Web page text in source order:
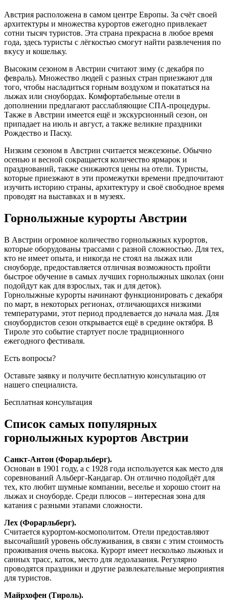
Австрия расположена в самом центре Европы. За счёт своей
архитектуры и множества курортов ежегодно привлекает
сотни тысяч туристов. Эта страна прекрасна в любое время
года, здесь туристы с лёгкостью смогут найти развлечения по
вкусу и кошельку.
Высоким сезоном в Австрии считают зиму (с декабря по
февраль). Множество людей с разных стран приезжают для
того, чтобы насладиться горным воздухом и покататься на
лыжах или сноубордах. Комфортабельные отели в
дополнении предлагают расслабляющие СПА-процедуры.
Также в Австрии имеется ещё и экскурсионный сезон, он
припадает на июль и август, а также великие праздники
Рождество и Пасху.
Низким сезоном в Австрии считается межсезонье. Обычно
осенью и весной сокращается количество ярмарок и
празднований, также снижаются цены на отели. Туристы,
которые приезжают в эти промежутки времени предпочитают
изучить историю страны, архитектуру и своё свободное время
проводят на выставках и в музеях.
Горнолыжные курорты Австрии
В Австрии огромное количество горнолыжных курортов,
которые оборудованы трассами с разной сложностью. Для тех,
кто не имеет опыта, и никогда не стоял на лыжах или
сноуборде, предоставляется отличная возможность пройти
быстрое обучение в самых лучших горнолыжных школах (они
подойдут как для взрослых, так и для деток).
Горнолыжные курорты начинают функционировать с декабря
по март, в некоторых регионах, отличающихся низкими
температурами, этот период продлевается до начала мая. Для
сноубордистов сезон открывается ещё в средине октября. В
Тироле это событие стартует после традиционного
ежегодного фестиваля.
Есть вопросы?
Оставьте заявку и получите бесплатную консультацию от
нашего специалиста.
Бесплатная консультация
Список самых популярных
горнолыжных курортов Австрии
Санкт-Антон (Форарльберг).
Основан в 1901 году, а с 1928 года используется как место для
соревнований Альберг-Кандагар. Он отлично подойдёт для
тех, кто любит шумные компании, веселье и хорошо стоит на
лыжах и сноуборде. Среди плюсов – интересная зона для
катания с разными этапами сложности.
Лех (Форарльберг).
Считается курортом-космополитом. Отели предоставляют
высочайший уровень обслуживания, в связи с этим стоимость
проживания очень высока. Курорт имеет несколько лыжных и
санных трасс, каток, место для ледолазания. Регулярно
проводятся праздники и другие развлекательные мероприятия
для туристов.
Майрхофен (Тироль).